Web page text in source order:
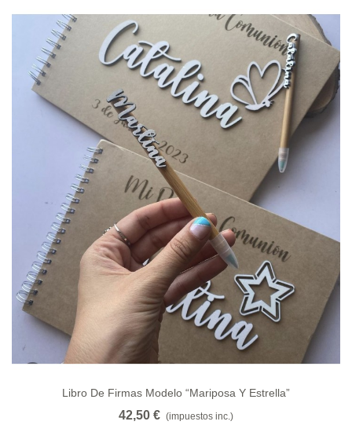
Libro De Firmas Modelo “mariposa Y Estrella”
42,50 € (impuestos inc.)